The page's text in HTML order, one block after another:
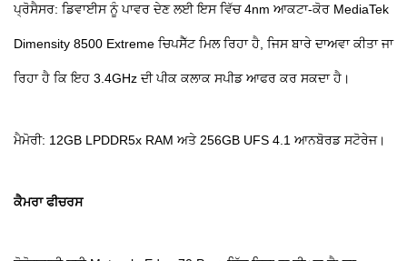
ਪ੍ਰੋਸੈਸਰ: ਡਿਵਾਈਸ ਨੂੰ ਪਾਵਰ ਦੇਣ ਲਈ ਇਸ ਵਿੱਚ 4nm ਆਕਟਾ-ਕੋਰ MediaTek
Dimensity 8500 Extreme ਚਿਪਸੈੱਟ ਮਿਲ ਰਿਹਾ ਹੈ, ਜਿਸ ਬਾਰੇ ਦਾਅਵਾ ਕੀਤਾ ਜਾ
ਰਿਹਾ ਹੈ ਕਿ ਇਹ 3.4GHz ਦੀ ਪੀਕ ਕਲਾਕ ਸਪੀਡ ਆਫਰ ਕਰ ਸਕਦਾ ਹੈ।
ਮੈਮੋਰੀ: 12GB LPDDR5x RAM ਅਤੇ 256GB UFS 4.1 ਆਨਬੋਰਡ ਸਟੋਰੇਜ।
ਕੈਮਰਾ ਫੀਚਰਸ